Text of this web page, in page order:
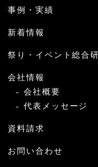
事例・実績
新着情報
祭り・イベント総合
会社情報
会社概要
代表メッセージ
資料請求
お問い合わせ